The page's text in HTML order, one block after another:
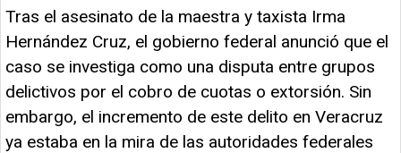
Tras el asesinato de la maestra y taxista Irma
Hernández Cruz, el gobierno federal anunció que el
caso se investiga como una disputa entre grupos
delictivos por el cobro de cuotas o extorsión. Sin
embargo, el incremento de este delito en Veracruz
ya estaba en la mira de las autoridades federales